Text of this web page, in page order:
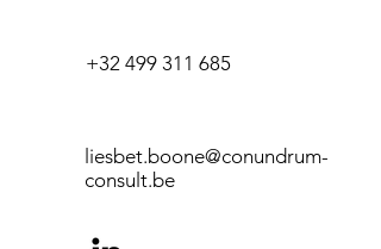
+32 499 311 685
liesbet.boone@conundrum-
consult.be